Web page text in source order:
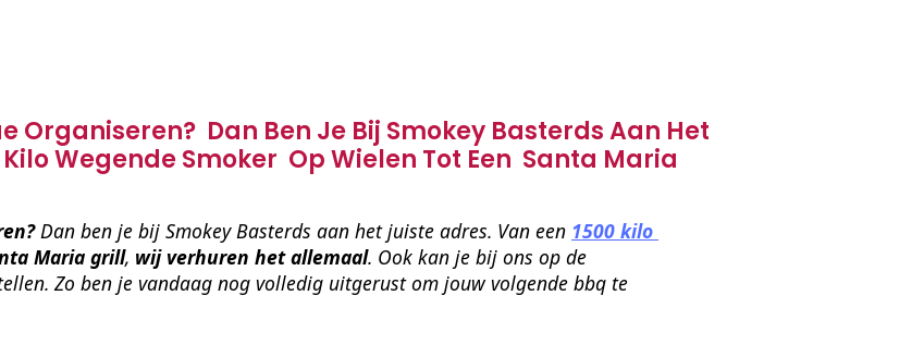
Organiseren? Dan Ben Je Bij Smokey Basterds Aan Het
Wegende Smoker Op Wielen Tot Een Santa Maria
Dan ben je bij Smokey Basterds aan het juiste adres. Van een 1500 kilo
Maria grill, wij verhuren het allemaal. Ook kan je bij ons op de
Zo ben je vandaag nog volledig uitgerust om jouw volgende bbq te